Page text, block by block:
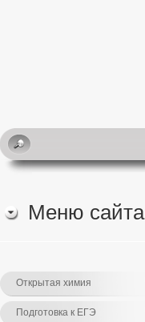
Меню сайта
Открытая химия
Подготовка к ЕГЭ